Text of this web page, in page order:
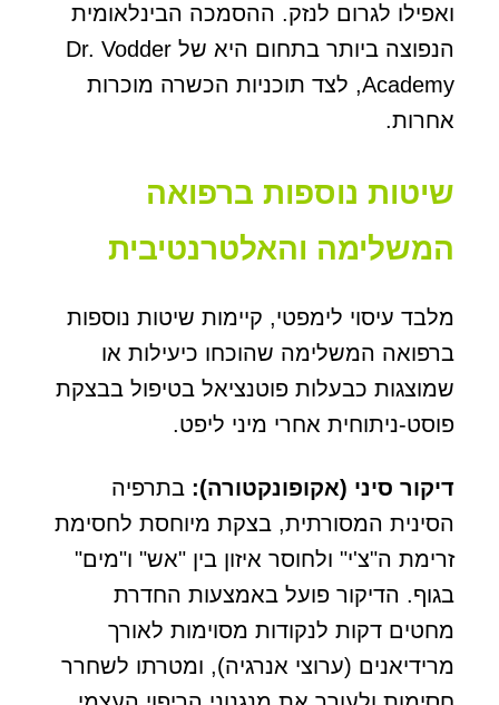
ואפילו לגרום לנזק. ההסמכה הבינלאומית
הנפוצה ביותר בתחום היא של Dr. Vodder
Academy, לצד תוכניות הכשרה מוכרות
אחרות.
שיטות נוספות ברפואה
המשלימה והאלטרנטיבית
מלבד עיסוי לימפטי, קיימות שיטות נוספות
ברפואה המשלימה שהוכחו כיעילות או
שמוצגות כבעלות פוטנציאל בטיפול בבצקת
פוסט-ניתוחית אחרי מיני ליפט.
דיקור סיני (אקופונקטורה): בתרפיה
הסינית המסורתית, בצקת מיוחסת לחסימת
זרימת ה"צ'י" ולחוסר איזון בין "אש" ו"מים"
בגוף. הדיקור פועל באמצעות החדרת
מחטים דקות לנקודות מסוימות לאורך
מרידיאנים (ערוצי אנרגיה), ומטרתו לשחרר